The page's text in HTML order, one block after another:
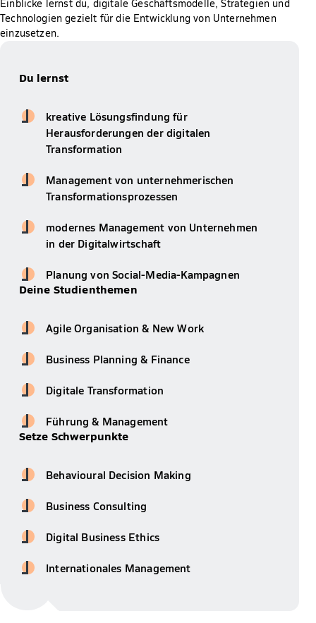
Einblicke lernst du, digitale Geschäftsmodelle, Strategien und
Technologien gezielt für die Entwicklung von Unternehmen
einzusetzen.
Du lernst
kreative Lösungsfindung für
Herausforderungen der digitalen
Transformation
Management von unternehmerischen
Transformationsprozessen
modernes Management von Unternehmen
in der Digitalwirtschaft
Planung von Social-Media-Kampagnen
Deine Studienthemen
Agile Organisation & New Work
Business Planning & Finance
Digitale Transformation
Führung & Management
Setze Schwerpunkte
Behavioural Decision Making
Business Consulting
Digital Business Ethics
Internationales Management